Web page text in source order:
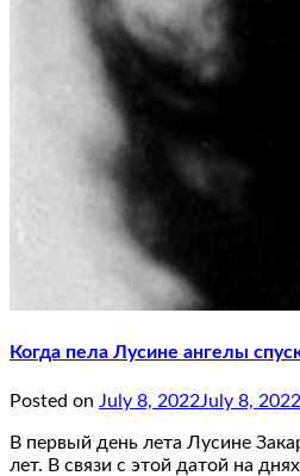
Когда пела Лусине ангелы
Posted on July 8, 2022July 8, 2022
В первый день лета Лусине
лет. В связи с этой датой на